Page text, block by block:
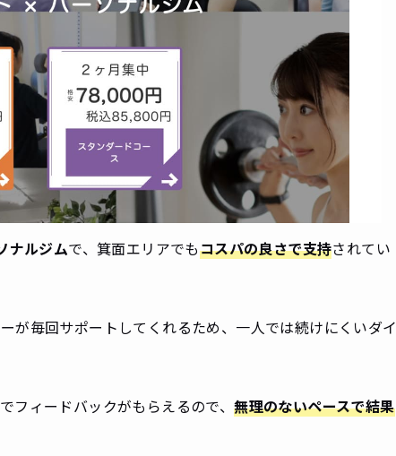
ナルジムで、箕面エリアでもコスパの良さで支持されてい
が毎回サポートしてくれるため、一人では続けにくいダイ
フィードバックがもらえるので、無理のないペースで結果